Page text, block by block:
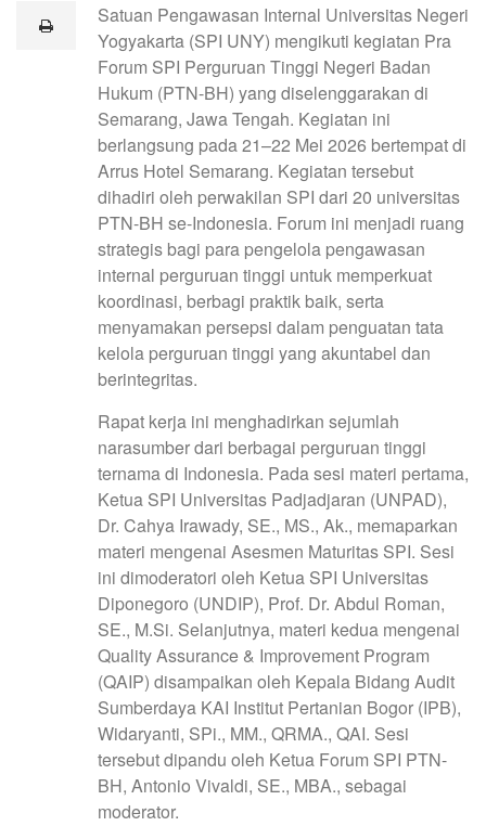
lprint
Satuan Pengawasan Internal Universitas Negeri
Yogyakarta (SPI UNY) mengikuti kegiatan Pra
Forum SPI Perguruan Tinggi Negeri Badan
Hukum (PTN-BH) yang diselenggarakan di
Semarang, Jawa Tengah. Kegiatan ini
berlangsung pada 21–22 Mei 2026 bertempat di
Arrus Hotel Semarang. Kegiatan tersebut
dihadiri oleh perwakilan SPI dari 20 universitas
PTN-BH se-Indonesia. Forum ini menjadi ruang
strategis bagi para pengelola pengawasan
internal perguruan tinggi untuk memperkuat
koordinasi, berbagi praktik baik, serta
menyamakan persepsi dalam penguatan tata
kelola perguruan tinggi yang akuntabel dan
berintegritas.
Rapat kerja ini menghadirkan sejumlah
narasumber dari berbagai perguruan tinggi
ternama di Indonesia. Pada sesi materi pertama,
Ketua SPI Universitas Padjadjaran (UNPAD),
Dr. Cahya Irawady, SE., MS., Ak., memaparkan
materi mengenai Asesmen Maturitas SPI. Sesi
ini dimoderatori oleh Ketua SPI Universitas
Diponegoro (UNDIP), Prof. Dr. Abdul Roman,
SE., M.Si. Selanjutnya, materi kedua mengenai
Quality Assurance & Improvement Program
(QAIP) disampaikan oleh Kepala Bidang Audit
Sumberdaya KAI Institut Pertanian Bogor (IPB),
Widaryanti, SPi., MM., QRMA., QAI. Sesi
tersebut dipandu oleh Ketua Forum SPI PTN-
BH, Antonio Vivaldi, SE., MBA., sebagai
moderator.